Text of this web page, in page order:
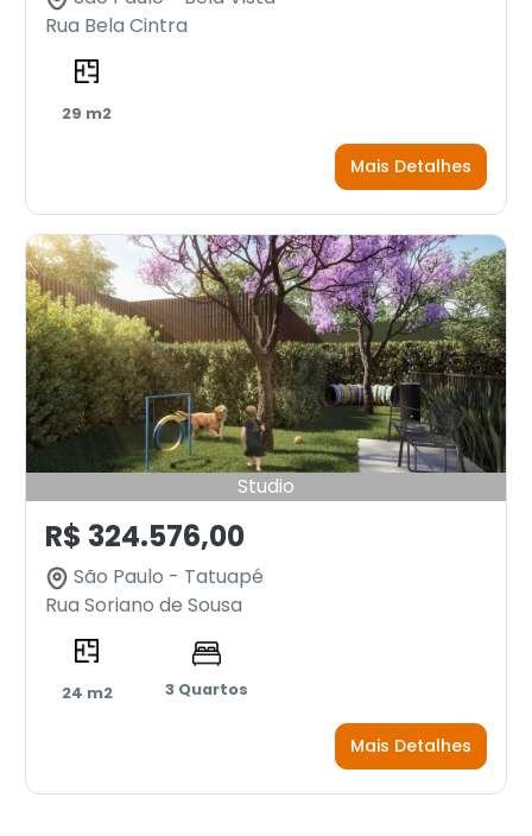
Rua Bela Cintra
29 m2
Mais Detalhes
Studio
R$ 324.576,00
São Paulo - Tatuapé
Rua Soriano de Sousa
24 m2 3 Quartos
Mais Detalhes